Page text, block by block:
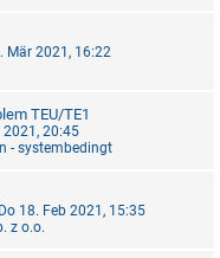
Mär 2021, 16:22
TEU/TE1
2021, 20:45
- systembedingt
Do 18. Feb 2021, 15:35
z o.o.